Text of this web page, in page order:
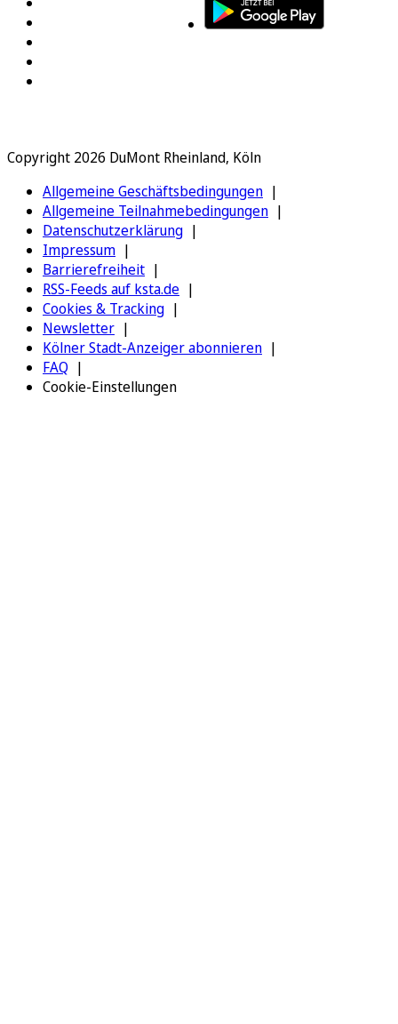
Copyright 2026 DuMont Rheinland, Köln
Allgemeine Geschäftsbedingungen
Allgemeine Teilnahmebedingungen
Datenschutzerklärung
Impressum
Barrierefreiheit
RSS-Feeds auf ksta.de
Cookies & Tracking
Newsletter
Kölner Stadt-Anzeiger abonnieren
FAQ
Cookie-Einstellungen